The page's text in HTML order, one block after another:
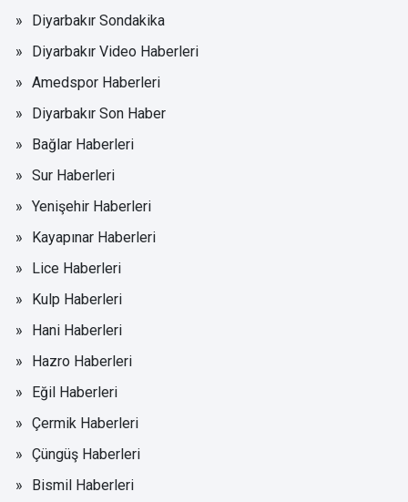
Diyarbakır Sondakika
Diyarbakır Video Haberleri
Amedspor Haberleri
Diyarbakır Son Haber
Bağlar Haberleri
Sur Haberleri
Yenişehir Haberleri
Kayapınar Haberleri
Lice Haberleri
Kulp Haberleri
Hani Haberleri
Hazro Haberleri
Eğil Haberleri
Çermik Haberleri
Çüngüş Haberleri
Bismil Haberleri